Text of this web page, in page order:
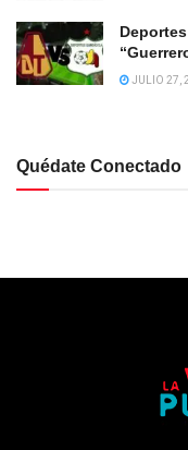
JULIO 27,
Quédate Conectado